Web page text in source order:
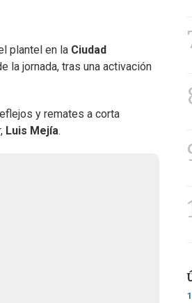
plantel en la Ciudad
la jornada, tras una activación
y remates a corta
Luis Mejía.